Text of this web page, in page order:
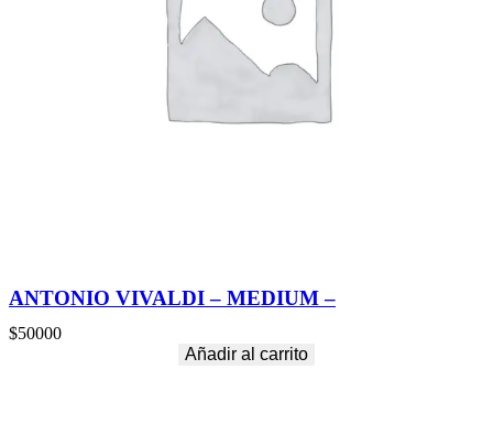
ANTONIO VIVALDI – MEDIUM –
$50000
Añadir al carrito